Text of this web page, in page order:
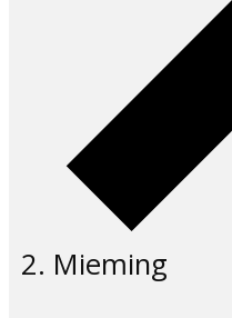
Mieming